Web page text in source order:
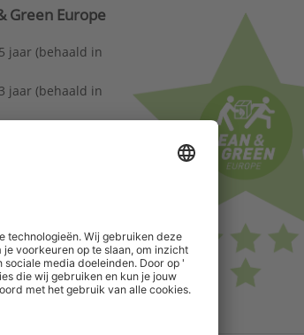
Green Europe
jaar (behaald in
jaar (behaald in